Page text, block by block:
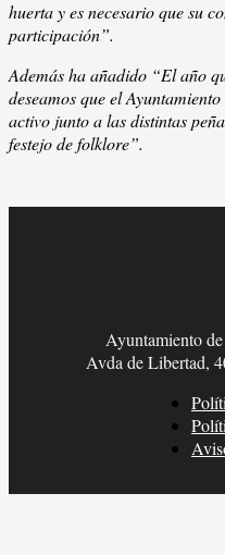
huerta y es necesario que su
participación”.
Además ha añadido “El año
deseamos que el
activo junto a las distintas
festejo de folklore”.
Ayuntamiento
Avda de Libertad,